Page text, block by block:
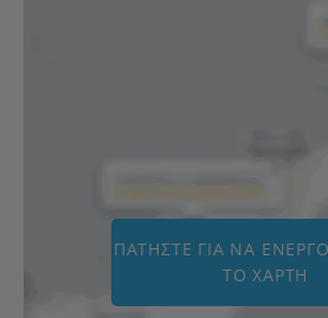
ΠΑΤΉΣΤΕ ΓΙΑ ΝΑ
ΤΟ ΧΆΡΤΗ